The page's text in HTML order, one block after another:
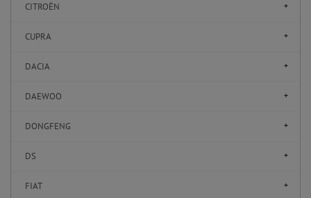
CITROËN
CUPRA
DACIA
DAEWOO
DONGFENG
DS
FIAT